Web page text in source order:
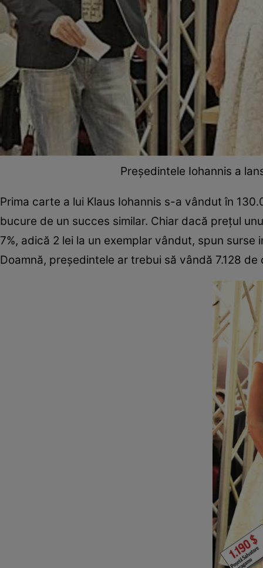
Preşedintele Iohannis a
Prima carte a lui Klaus Iohannis s-a vândut în
bucure de un succes similar. Chiar dacă preţul
7%, adică 2 lei la un exemplar vândut, spun
Doamnă, preşedintele ar trebui să vândă 7.128 de